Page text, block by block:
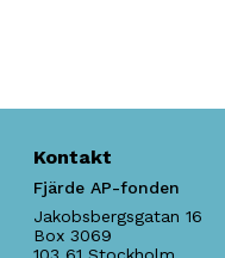
Kontakt
Fjärde AP-fonden
Jakobsbergsgatan 16
Box 3069